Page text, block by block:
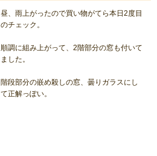
昼、雨上がったので買い物がてら本日2度目
のチェック。
順調に組み上がって、2階部分の窓も付いて
ました。
階段部分の嵌め殺しの窓、曇りガラスにし
て正解っぽい。